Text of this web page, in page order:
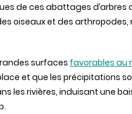
de ces abattages d’arbres
oiseaux et des
surfaces favorables au
et que les précipitations
les rivières, induisant une